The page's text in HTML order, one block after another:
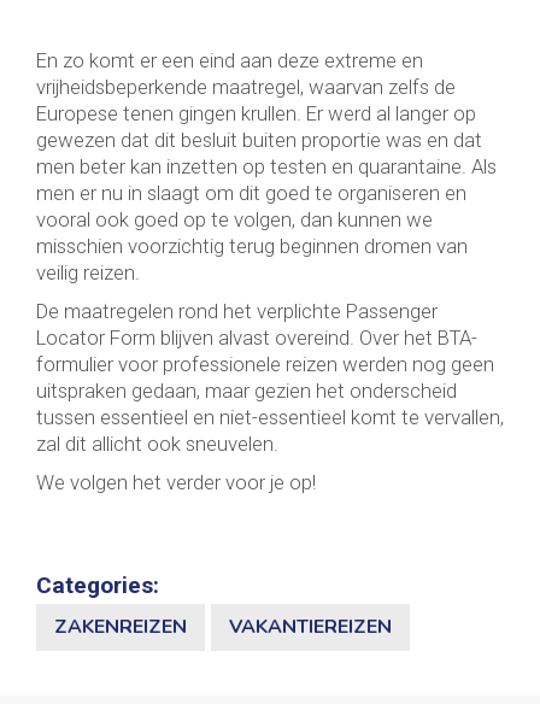
En zo komt er een eind aan deze extreme en
vrijheidsbeperkende maatregel, waarvan zelfs de
Europese tenen gingen krullen. Er werd al langer op
gewezen dat dit besluit buiten proportie was en dat
men beter kan inzetten op testen en quarantaine. Als
men er nu in slaagt om dit goed te organiseren en
vooral ook goed op te volgen, dan kunnen we
misschien voorzichtig terug beginnen dromen van
veilig reizen.
De maatregelen rond het verplichte Passenger
Locator Form blijven alvast overeind. Over het BTA-
formulier voor professionele reizen werden nog geen
uitspraken gedaan, maar gezien het onderscheid
tussen essentieel en niet-essentieel komt te vervallen,
zal dit allicht ook sneuvelen.
We volgen het verder voor je op!
Categories:
ZAKENREIZEN VAKANTIEREIZEN